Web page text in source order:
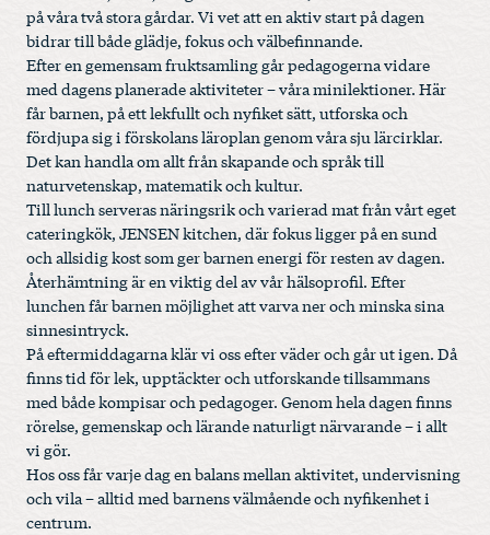
på våra två stora gårdar. Vi vet att en aktiv start på dagen
bidrar till både glädje, fokus och välbefinnande.
Efter en gemensam fruktsamling går pedagogerna vidare
med dagens planerade aktiviteter – våra minilektioner. Här
får barnen, på ett lekfullt och nyfiket sätt, utforska och
fördjupa sig i förskolans läroplan genom våra sju lärcirklar.
Det kan handla om allt från skapande och språk till
naturvetenskap, matematik och kultur.
Till lunch serveras näringsrik och varierad mat från vårt eget
cateringkök, JENSEN kitchen, där fokus ligger på en sund
och allsidig kost som ger barnen energi för resten av dagen.
Återhämtning är en viktig del av vår hälsoprofil. Efter
lunchen får barnen möjlighet att varva ner och minska sina
sinnesintryck.
På eftermiddagarna klär vi oss efter väder och går ut igen. Då
finns tid för lek, upptäckter och utforskande tillsammans
med både kompisar och pedagoger. Genom hela dagen finns
rörelse, gemenskap och lärande naturligt närvarande – i allt
vi gör.
Hos oss får varje dag en balans mellan aktivitet, undervisning
och vila – alltid med barnens välmående och nyfikenhet i
centrum.